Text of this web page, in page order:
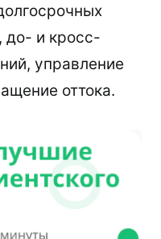
до- и кросс-
управление
оттока.